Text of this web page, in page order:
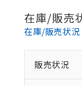
在庫/販売
在庫/販売状
販売状況